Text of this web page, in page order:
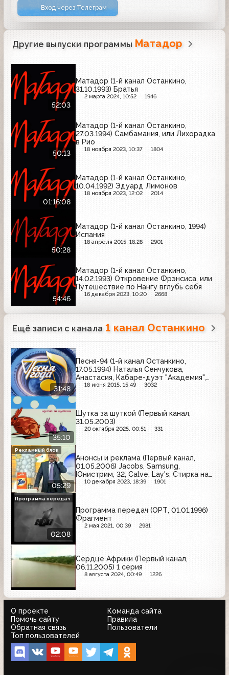
Вход через Телеграм
Другие выпуски программы Матадор
52:03
Матадор (1-й канал Останкино,
31.10.1993) Братья
2 марта 2024, 10:52 1946
50:13
Матадор (1-й канал Останкино,
27.03.1994) Самбамания, или Лихорадка
в Рио
18 ноября 2023, 10:37 1804
01:16:08
Матадор (1-й канал Останкино,
10.04.1992) Эдуард Лимонов
18 ноября 2023, 12:02 2014
50:28
Матадор (1-й канал Останкино, 1994)
Испания
18 апреля 2015, 18:28 2901
54:46
Матадор (1-й канал Останкино,
14.02.1993) Откровение Фрэнсиса, или
Путешествие по Нангу вглубь себя
16 декабря 2023, 10:20 2668
Ещё записи с канала 1 канал Останкино
31:48
Песня-94 (1-й канал Останкино,
17.05.1994) Наталья Сенчукова,
Анастасия, Кабаре-дуэт "Академия",
Анне Вески, Светлана Лазарева,
18 июня 2015, 15:49 3032
35:10
Шутка за шуткой (Первый канал,
31.05.2003)
20 октября 2025, 00:51 331
05:29
Анонсы и реклама (Первый канал,
01.05.2006) Jacobs, Samsung,
Юнистрим, 32, Calve, Lay's, Стирка на
миллион, Avon, Orbit, Maxwell House
10 декабря 2023, 18:39 1901
Рекламный блок
02:08
Программа передач (ОРТ, 01.01.1996)
Фрагмент
2 мая 2021, 00:39 2981
Программа передач
Сердце Африки (Первый канал,
06.11.2005) 1 серия
8 августа 2024, 00:49 1226
О проекте
Команда сайта
Помочь сайту
Правила
Обратная связь
Пользователи
Топ пользователей